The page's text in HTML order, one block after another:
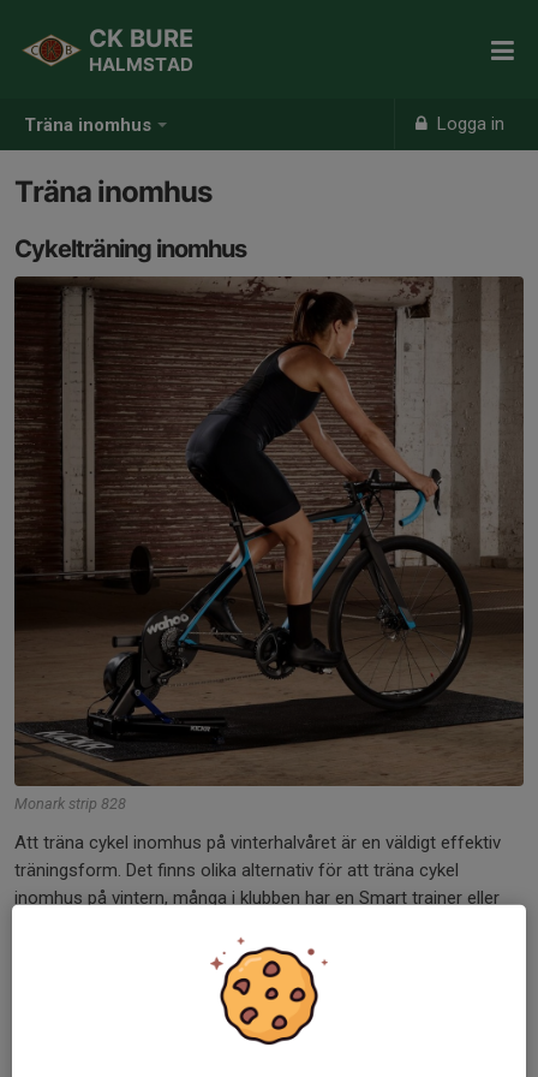
Träna inomhus Logga in
CK BURE
HALMSTAD
Träna inomhus
Cykelträning inomhus
Monark strip 828
Att träna cykel inomhus på vinterhalvåret är en väldigt effektiv
träningsform. Det finns olika alternativ för att träna cykel
inomhus på vintern, många i klubben har en Smart trainer eller
Cyckling. Klubben har under vintern 22/23 provat att erbjuda
Spinningpass och styrkepass på Friskis och Svettis. Efter
vintersäsongen så får detta utvärderas för att se om det är
något som vi skall fortsätta med.